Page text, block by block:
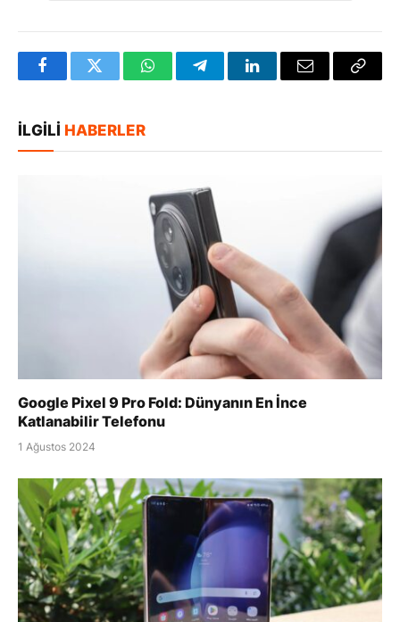
FacebookTwitter WhatsAppTelegramLinkedInE-
İLGILI HABERLER
Google Pixel 9 Pro Fold: Dünyanın En İnce
Katlanabilir Telefonu
1 Ağustos 2024